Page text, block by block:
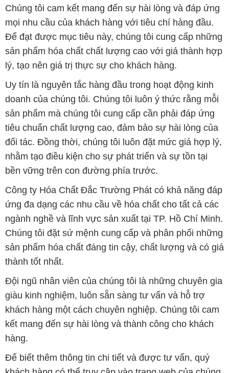
Chúng tôi cam kết mang đến sự hài lòng và đáp ứng
mọi nhu cầu của khách hàng với tiêu chí hàng đầu.
Để đạt được mục tiêu này, chúng tôi cung cấp những
sản phẩm hóa chất chất lượng cao với giá thành hợp
lý, tạo nên giá trị thực sự cho khách hàng.
Uy tín là nguyên tắc hàng đầu trong hoạt động kinh
doanh của chúng tôi. Chúng tôi luôn ý thức rằng mỗi
sản phẩm mà chúng tôi cung cấp cần phải đáp ứng
tiêu chuẩn chất lượng cao, đảm bảo sự hài lòng của
đối tác. Đồng thời, chúng tôi luôn đặt mức giá hợp lý,
nhằm tạo điều kiện cho sự phát triển và sự tồn tại
bền vững trên con đường phía trước.
Công ty Hóa Chất Đắc Trường Phát có khả năng đáp
ứng đa dạng các nhu cầu về hóa chất cho tất cả các
ngành nghề và lĩnh vực sản xuất tại TP. Hồ Chí Minh.
Chúng tôi đặt sứ mệnh cung cấp và phân phối những
sản phẩm hóa chất đáng tin cậy, chất lượng và có giá
thành tốt nhất.
Đội ngũ nhân viên của chúng tôi là những chuyên gia
giàu kinh nghiệm, luôn sẵn sàng tư vấn và hỗ trợ
khách hàng một cách chuyên nghiệp. Chúng tôi cam
kết mang đến sự hài lòng và thành công cho khách
hàng.
Để biết thêm thông tin chi tiết và được tư vấn, quý